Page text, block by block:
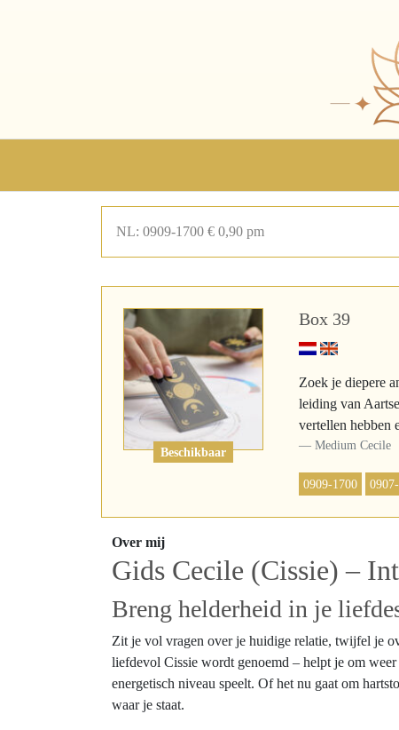
NL: 0909-1700 € 0,90 pm
Beschikbaar
Box 39
Zoek je diepere
leiding van
vertellen hebben
Medium Cecile
0909-1700
Over mij
Gids Cecile (Cissie) –
Breng helderheid in je
Zit je vol vragen over je huidige relatie, twijfel je
liefdevol Cissie wordt genoemd – helpt je om
energetisch niveau speelt. Of het nu gaat om
waar je staat.